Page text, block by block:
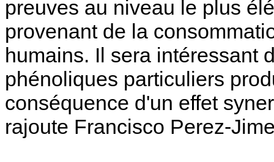
preuves au niveau le plus
provenant de la
humains. Il sera intéressant
phénoliques particuliers
conséquence d'un effet
rajoute Francisco Perez-